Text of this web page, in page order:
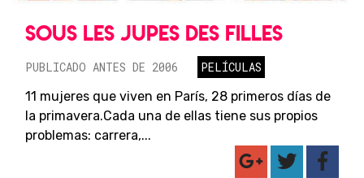
SOUS LES JUPES DES FILLES
PUBLICADO ANTES DE 2006
PELÍCULAS
11 mujeres que viven en París, 28 primeros días de
la primavera.Cada una de ellas tiene sus propios
problemas: carrera,...